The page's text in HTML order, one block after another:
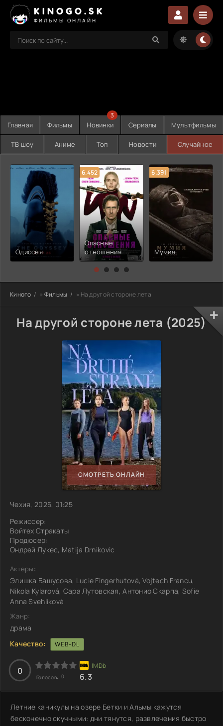
KINOGO.SK
ФИЛЬМЫ ОНЛАЙН
Главная Фильмы Новинки
3
Сериалы Мультфильмы
ТВ шоу Аниме Топ Новости Случайное
Одиссея
6.452
Опасные
отношения
6.391
Мумия
Киного » Фильмы » На другой стороне лета
На другой стороне лета (2025)
СМОТРЕТЬ ОНЛАЙН
Чехия, 2025, 01:25
Режиссер:
Войтех Стракаты
Продюсер:
Ондрей Лукес, Matija Drnikovic
Актеры:
Элишка Башусова, Lucie Fingerhutová, Vojtech Francu,
Nikola Kylarová, Сара Лутовская, Антонио Скарпа, Sofie
Anna Svehlíková
Жанр:
драма
Качество:
WEB-DL
0
Голосов: 0 6.3
Летние каникулы на озере Бетки и Альмы кажутся
бесконечно скучными: дни тянутся, развлечения быстро